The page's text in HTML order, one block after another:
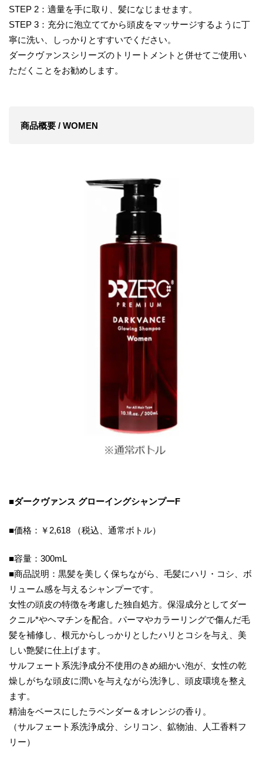
STEP 2：適量を手に取り、髪になじませます。
STEP 3：充分に泡立ててから頭皮をマッサージするように丁
寧に洗い、しっかりとすすいでください。
ダークヴァンスシリーズのトリートメントと併せてご使用い
ただくことをお勧めします。
商品概要 / WOMEN
■ダークヴァンス グローイングシャンプーF
■価格：￥2,618 （税込、通常ボトル）
■容量：300mL
■商品説明：黒髪を美しく保ちながら、毛髪にハリ・コシ、ボ
リューム感を与えるシャンプーです。
女性の頭皮の特徴を考慮した独自処方。保湿成分としてダー
クニル*やヘマチンを配合。パーマやカラーリングで傷んだ毛
髪を補修し、根元からしっかりとしたハリとコシを与え、美
しい艶髪に仕上げます。
サルフェート系洗浄成分不使用のきめ細かい泡が、女性の乾
燥しがちな頭皮に潤いを与えながら洗浄し、頭皮環境を整え
ます。
精油をベースにしたラベンダー＆オレンジの香り。
（サルフェート系洗浄成分、シリコン、鉱物油、人工香料フ
リー）